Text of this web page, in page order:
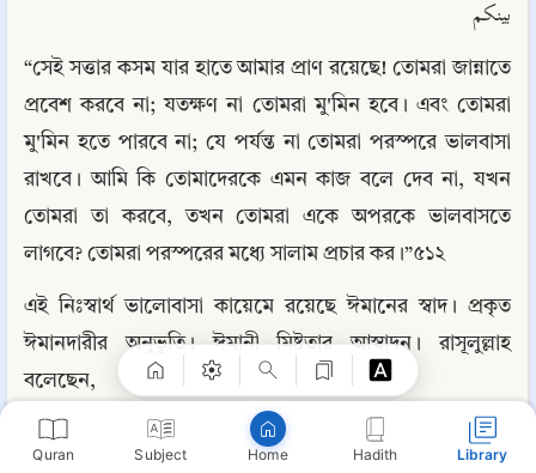
Quran Subject Home Hadith Library
بينكم
“সেই সত্তার কসম যার হাতে আমার প্রাণ রয়েছে! তোমরা জান্নাতে
প্রবেশ করবে না; যতক্ষণ না তোমরা মু'মিন হবে। এবং তোমরা
মু'মিন হতে পারবে না; যে পর্যন্ত না তোমরা পরস্পরে ভালবাসা
রাখবে। আমি কি তোমাদেরকে এমন কাজ বলে দেব না, যখন
তোমরা তা করবে, তখন তোমরা একে অপরকে ভালবাসতে
লাগবে? তোমরা পরস্পরের মধ্যে সালাম প্রচার কর।”৫১২
এই নিঃস্বার্থ ভালোবাসা কায়েমে রয়েছে ঈমানের স্বাদ। প্রকৃত
ঈমানদারীর অনুভূতি। ঈমানী মিষ্টতার আস্বাদন। রাসূলুল্লাহ
বলেছেন,
مَنْ سَرَّهُ أَنْ يَجِدَ طَعْمَ الْإِيمَانِ فَلْيُحِبُّ الْمَرْءَ لَا يُحِبُّهُ إِلَّا لِلَّهِ عَزَّ وَجَلَّ
Copy